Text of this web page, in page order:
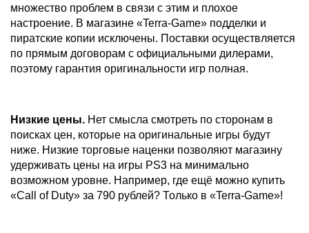
множество проблем в связи с этим и плохое
настроение. В магазине «Terra-Game» подделки и
пиратские копии исключены. Поставки осуществляется
по прямым договорам с официальными дилерами,
поэтому гарантия оригинальности игр полная.
Низкие цены. Нет смысла смотреть по сторонам в
поисках цен, которые на оригинальные игры будут
ниже. Низкие торговые наценки позволяют магазину
удерживать цены на игры PS3 на минимально
возможном уровне. Например, где ещё можно купить
«Call of Duty» за 790 рублей? Только в «Terra-Game»!